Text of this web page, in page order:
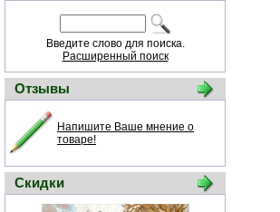
Введите слово для поиска.
Расширенный поиск
Отзывы
Напишите Ваше мнение о
товаре!
Скидки